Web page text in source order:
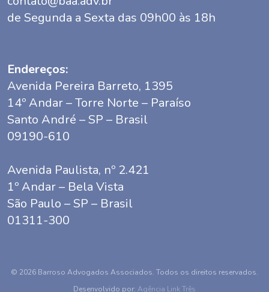
de Segunda a Sexta das 09h00 às 18h
Endereços:
Avenida Pereira Barreto, 1395
14º Andar – Torre Norte – Paraíso
Santo André – SP – Brasil
09190-610
Avenida Paulista, nº 2.421
1º Andar – Bela Vista
São Paulo – SP – Brasil
01311-300
© 2026 Barroso Advogados Associados. Todos os direitos reservados.
Desenvolvido por: Agência Link Três